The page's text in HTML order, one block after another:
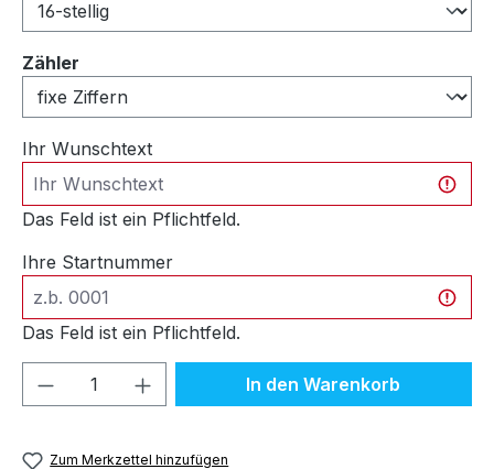
Zähler
Ihr Wunschtext
Das Feld ist ein Pflichtfeld.
Ihre Startnummer
Das Feld ist ein Pflichtfeld.
Produkt Anzahl: Gib denIn den Warenkorb
Zum Merkzettel hinzufügen